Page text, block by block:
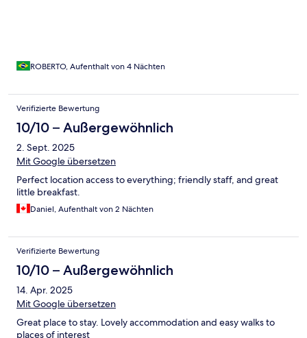
ROBERTO, Aufenthalt von 4 Nächten
Verifizierte Bewertung
10/10 – Außergewöhnlich
2. Sept. 2025
Mit Google übersetzen
Perfect location access to everything; friendly staff, and great
little breakfast.
Daniel, Aufenthalt von 2 Nächten
Verifizierte Bewertung
10/10 – Außergewöhnlich
14. Apr. 2025
Mit Google übersetzen
Great place to stay. Lovely accommodation and easy walks to
places of interest